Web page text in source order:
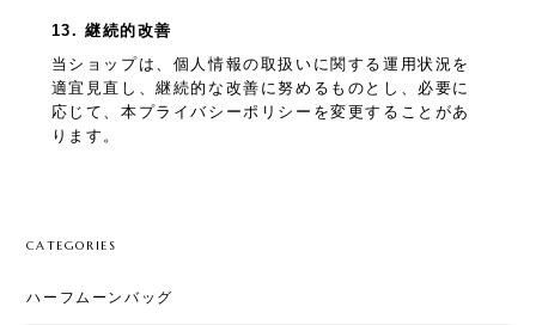
13. 継続的改善
当ショップは、個人情報の取扱いに関する運用状況を
適宜見直し、継続的な改善に努めるものとし、必要に
応じて、本プライバシーポリシーを変更することがあ
ります。
CATEGORIES
ハーフムーンバッグ